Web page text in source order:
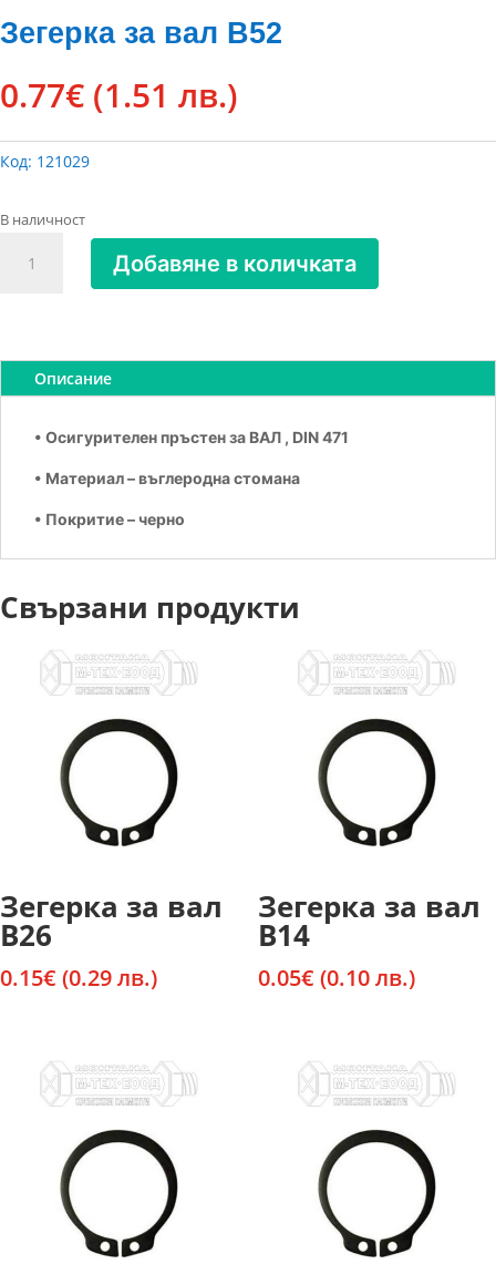
Зегерка за вал В52
0.77€ (1.51 лв.)
Код: 121029
В наличност
Добавяне в количката
Описание
• Осигурителен пръстен за ВАЛ , DIN 471
• Материал – въглеродна стомана
• Покритие – черно
Свързани продукти
Зегерка за вал
В26
0.15€ (0.29 лв.)
Зегерка за вал
В14
0.05€ (0.10 лв.)